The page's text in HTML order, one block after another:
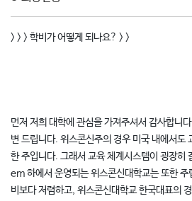
> > > 학비가 어떻게 되나요? > >
먼저 저희 대학에 관심을 가져주셔서 감사합니
변 드립니다. 위스콘신주의 경우 미국 내에서도
한 주입니다. 그래서 교육 체계시스템이 굉장
em 하에서 운영되는 위스콘신대학교는 또한
비보다 저렴하고, 위스콘신대학교 한국대표의